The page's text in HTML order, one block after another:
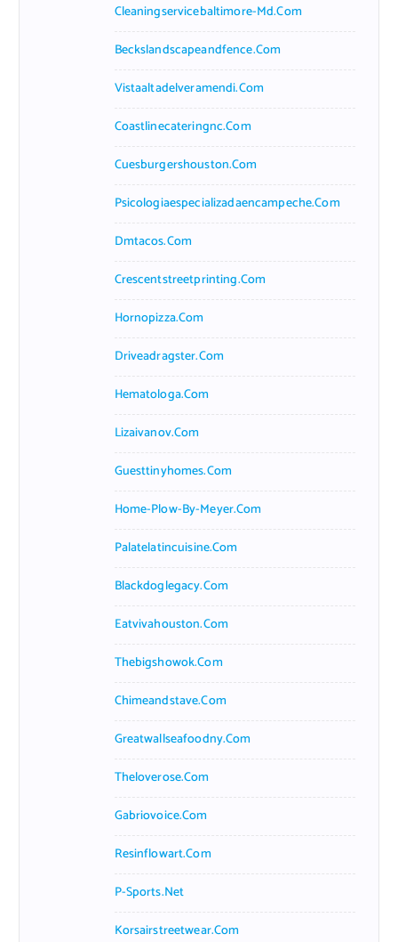
Cleaningservicebaltimore-Md.com
Beckslandscapeandfence.com
Vistaaltadelveramendi.com
Coastlinecateringnc.com
Cuesburgershouston.com
Psicologiaespecializadaencampeche.com
Dmtacos.com
Crescentstreetprinting.com
Hornopizza.com
Driveadragster.com
Hematologa.com
Lizaivanov.com
Guesttinyhomes.com
Home-Plow-By-Meyer.com
Palatelatincuisine.com
Blackdoglegacy.com
Eatvivahouston.com
Thebigshowok.com
Chimeandstave.com
Greatwallseafoodny.com
Theloverose.com
Gabriovoice.com
Resinflowart.com
P-Sports.net
Korsairstreetwear.com